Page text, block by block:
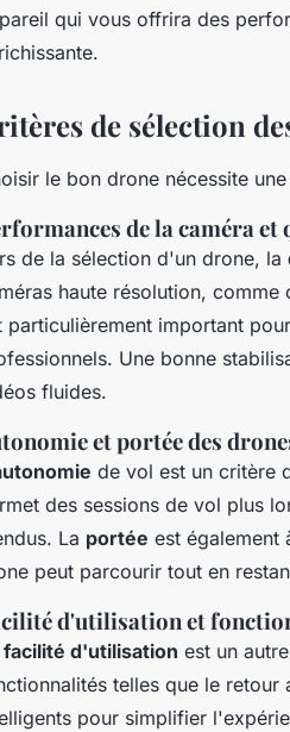
qui vous offrira des
de sélection
le bon drone nécessite
de la caméra et
de la sélection d'un drone, la
haute résolution,
particulièrement important
Une bonne
fluides.
et portée des
de vol est un critère
des sessions de vol plus
La portée est également
peut parcourir tout en
d'utilisation et
facilité d'utilisation est un
telles que le
pour simplifier